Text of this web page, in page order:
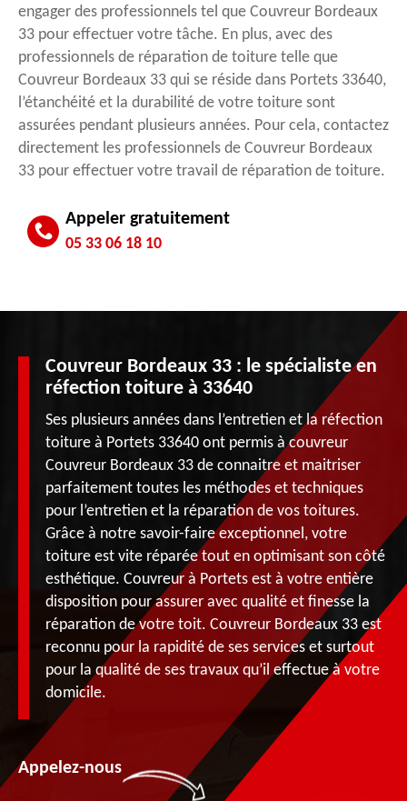
engager des professionnels tel que Couvreur Bordeaux
33 pour effectuer votre tâche. En plus, avec des
professionnels de réparation de toiture telle que
Couvreur Bordeaux 33 qui se réside dans Portets 33640,
l’étanchéité et la durabilité de votre toiture sont
assurées pendant plusieurs années. Pour cela, contactez
directement les professionnels de Couvreur Bordeaux
33 pour effectuer votre travail de réparation de toiture.
Appeler gratuitement
05 33 06 18 10
Couvreur Bordeaux 33 : le spécialiste en
réfection toiture à 33640
Ses plusieurs années dans l’entretien et la réfection
toiture à Portets 33640 ont permis à couvreur
Couvreur Bordeaux 33 de connaitre et maitriser
parfaitement toutes les méthodes et techniques
pour l’entretien et la réparation de vos toitures.
Grâce à notre savoir-faire exceptionnel, votre
toiture est vite réparée tout en optimisant son côté
esthétique. Couvreur à Portets est à votre entière
disposition pour assurer avec qualité et finesse la
réparation de votre toit. Couvreur Bordeaux 33 est
reconnu pour la rapidité de ses services et surtout
pour la qualité de ses travaux qu’il effectue à votre
domicile.
Appelez-nous